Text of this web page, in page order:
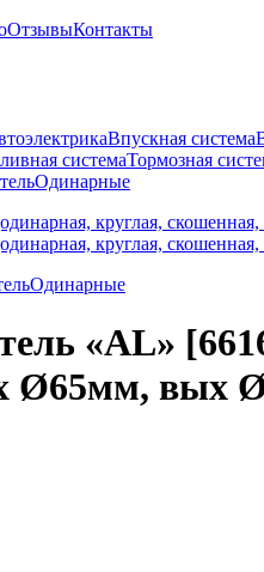
ОтзывыКонтакты
Впускная система
системаТормозная
Одинарные
Одинарные
«AL»
Ø65мм, вых